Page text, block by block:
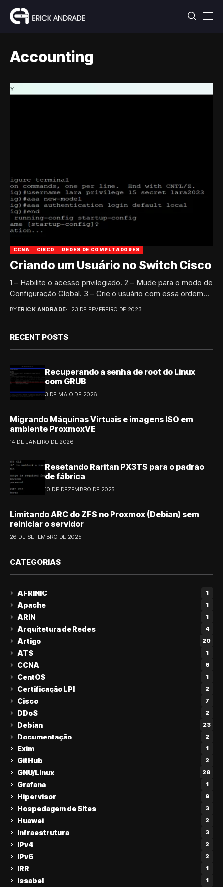
Accounting
CCNA CISCO REDES DE COMPUTADORES
Criando um Usuário no Switch Cisco
1 – Habilite o acesso privilegiado. 2 – Mude para o modo de
Configuração Global. 3 – Crie o usuário com essa ordem...
BYERICK ANDRADE 23 DE FEVEREIRO DE 2023
RECENT POSTS
Recuperando a senha de root do Linux
com GRUB
3 DE MAIO DE 2026
Migrando Máquinas Virtuais e imagens ISO em
ambiente ProxmoxVE
14 DE JANEIRO DE 2026
Resetando Raritan PX3TS para o padrão
de fábrica
10 DE DEZEMBRO DE 2025
Limitando ARC do ZFS no Proxmox (Debian) sem
reiniciar o servidor
26 DE SETEMBRO DE 2025
CATEGORIAS
AFRINIC 1
Apache 1
ARIN 1
Arquitetura de Redes 4
Artigo 20
ATS 1
CCNA 6
CentOS 1
Certificação LPI 2
Cisco 7
DDoS 2
Debian 23
Documentação 2
Exim 1
GitHub 2
GNU/Linux 28
Grafana 1
Hipervisor 9
Hospedagem de Sites 3
Huawei 2
Infraestrutura 3
IPv4 2
IPv6 2
IRR 1
Issabel 1